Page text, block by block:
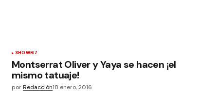
SHOWBIZ
Montserrat Oliver y Yaya se hacen ¡el
mismo tatuaje!
porRedacción18 enero, 2016